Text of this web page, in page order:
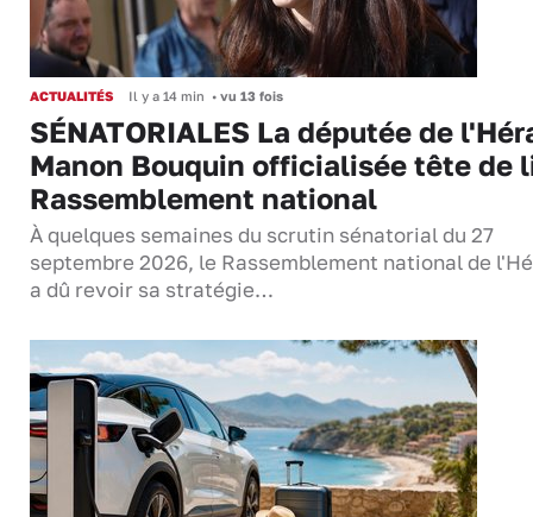
ACTUALITÉS Il y a 14 min • vu 13 fois
SÉNATORIALES La députée de
Manon Bouquin officialisée tête de
Rassemblement national
À quelques semaines du scrutin sénatorial du 27
septembre 2026, le Rassemblement national de
a dû revoir sa stratégie…